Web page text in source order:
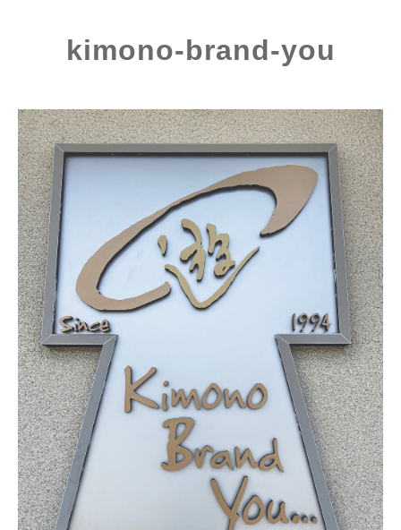
kimono-brand-you